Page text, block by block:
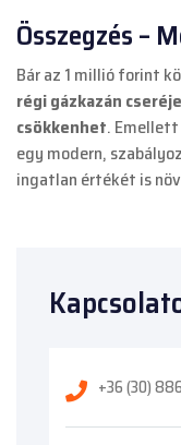
+36 (30)
Összegzés –
Bár az 1 millió forint
régi gázkazán cseréje
csökkenhet.
egy modern,
ingatlan értékét is